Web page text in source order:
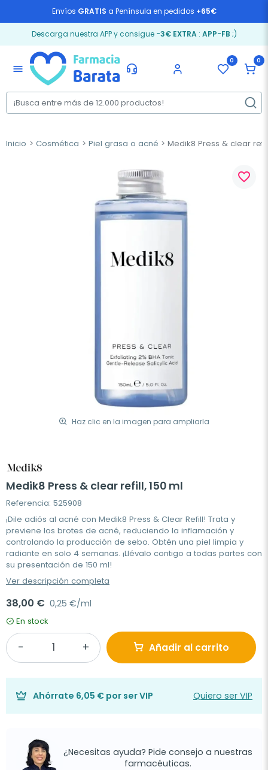
Envíos GRATIS a Península en pedidos +65€
Descarga nuestra APP y consigue -3€ EXTRA: APP-FB ;)
menu
0 0
Inicio Cosmética Piel grasa o acné Medik8 Press & clear
Haz clic en la imagen para ampliarla
favorite_border
Medik8 Press & clear refill, 150 ml
Referencia: 525908
¡Dile adiós al acné con Medik8 Press & Clear Refill! Trata y
previene los brotes de acné, reduciendo la inflamación y
controlando la producción de sebo. Obtén una piel limpia y
radiante en solo 4 semanas. ¡Llévalo contigo a todas partes con
su presentación de 150 ml!
Ver descripción completa
38,00 € 0,25 €/ml
En stock
Añadir al carrito
Ahórrate 6,05 € por ser VIP Quiero ser VIP
¿Necesitas ayuda? Pide consejo a nuestras
farmacéuticas.